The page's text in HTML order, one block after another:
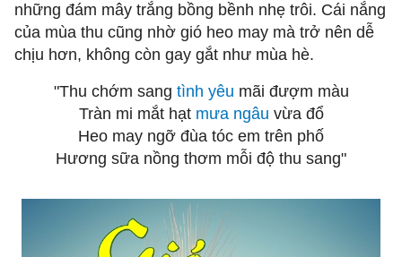
những đám mây trắng bồng bềnh nhẹ trôi. Cái nắng
của mùa thu cũng nhờ gió heo may mà trở nên dễ
chịu hơn, không còn gay gắt như mùa hè.
"Thu chớm sang tình yêu mãi đượm màu
Tràn mi mắt hạt mưa ngâu vừa đổ
Heo may ngỡ đùa tóc em trên phố
Hương sữa nồng thơm mỗi độ thu sang"